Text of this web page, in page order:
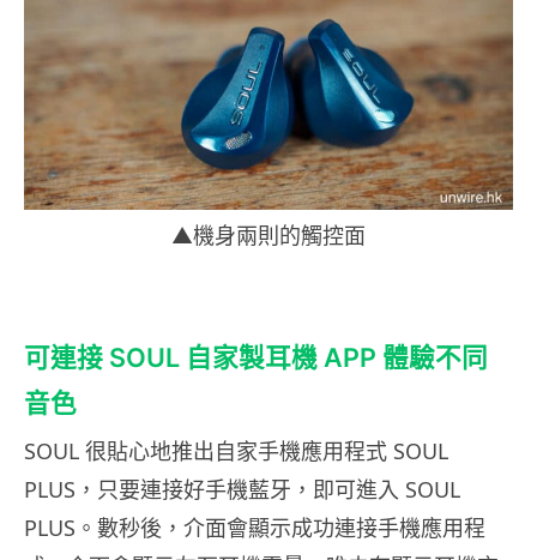
▲機身兩則的觸控面
可連接 SOUL 自家製耳機 APP 體驗不同
音色
SOUL 很貼心地推出自家手機應用程式 SOUL
PLUS，只要連接好手機藍牙，即可進入 SOUL
PLUS。數秒後，介面會顯示成功連接手機應用程